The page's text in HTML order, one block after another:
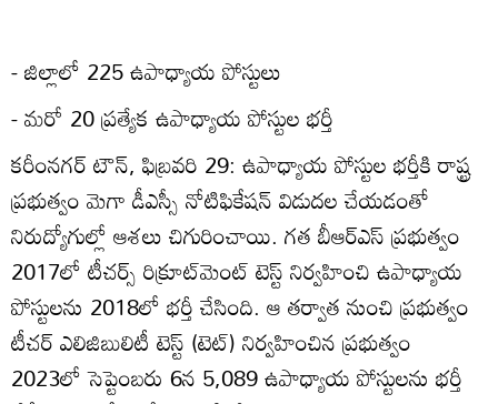
- జిల్లాలో 225 ఉపాధ్యాయ పోస్టులు
- మరో 20 ప్రత్యేక ఉపాధ్యాయ పోస్టుల భర్తీ
కరీంనగర్‌ టౌన్‌, ఫిబ్రవరి 29: ఉపాధ్యాయ పోస్టుల భర్తీకి రాష్ట్ర
ప్రభుత్వం మెగా డీఎస్సీ నోటిఫికేషన్‌ విడుదల చేయడంతో
నిరుద్యోగుల్లో ఆశలు చిగురించాయి. గత బీఆర్‌ఎస్‌ ప్రభుత్వం
2017లో టీచర్స్‌ రిక్రూట్‌మెంట్‌ టెస్ట్‌ నిర్వహించి ఉపాధ్యాయ
పోస్టులను 2018లో భర్తీ చేసింది. ఆ తర్వాత నుంచి ప్రభుత్వం
టీచర్‌ ఎలిజిబులిటీ టెస్ట్‌ (టెట్‌) నిర్వహించిన ప్రభుత్వం
2023లో సెప్టెంబరు 6న 5,089 ఉపాధ్యాయ పోస్టులను భర్తీ